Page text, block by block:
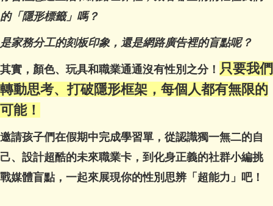
的「隱形標籤」嗎？
是家務分工的刻板印象，還是網路廣告裡的盲點呢？
其實，顏色、玩具和職業通通沒有性別之分！ 只要我們
轉動思考、打破隱形框架，每個人都有無限的
可能！
邀請孩子們在假期中完成學習單，從認識獨一無二的自
己、設計超酷的未來職業卡，到化身正義的社群小編挑
戰媒體盲點，一起來展現你的性別思辨「超能力」吧！